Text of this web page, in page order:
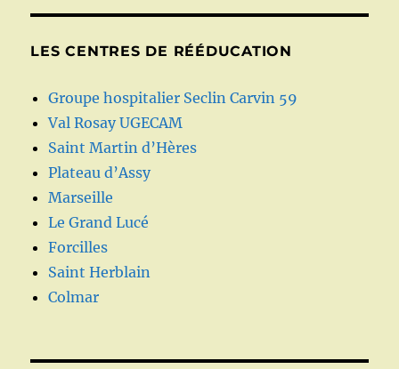
LES CENTRES DE RÉÉDUCATION
Groupe hospitalier Seclin Carvin 59
Val Rosay UGECAM
Saint Martin d’Hères
Plateau d’Assy
Marseille
Le Grand Lucé
Forcilles
Saint Herblain
Colmar